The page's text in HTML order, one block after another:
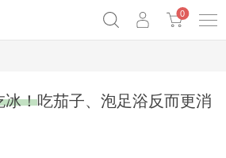
0
！吃茄子、泡足浴反而更消